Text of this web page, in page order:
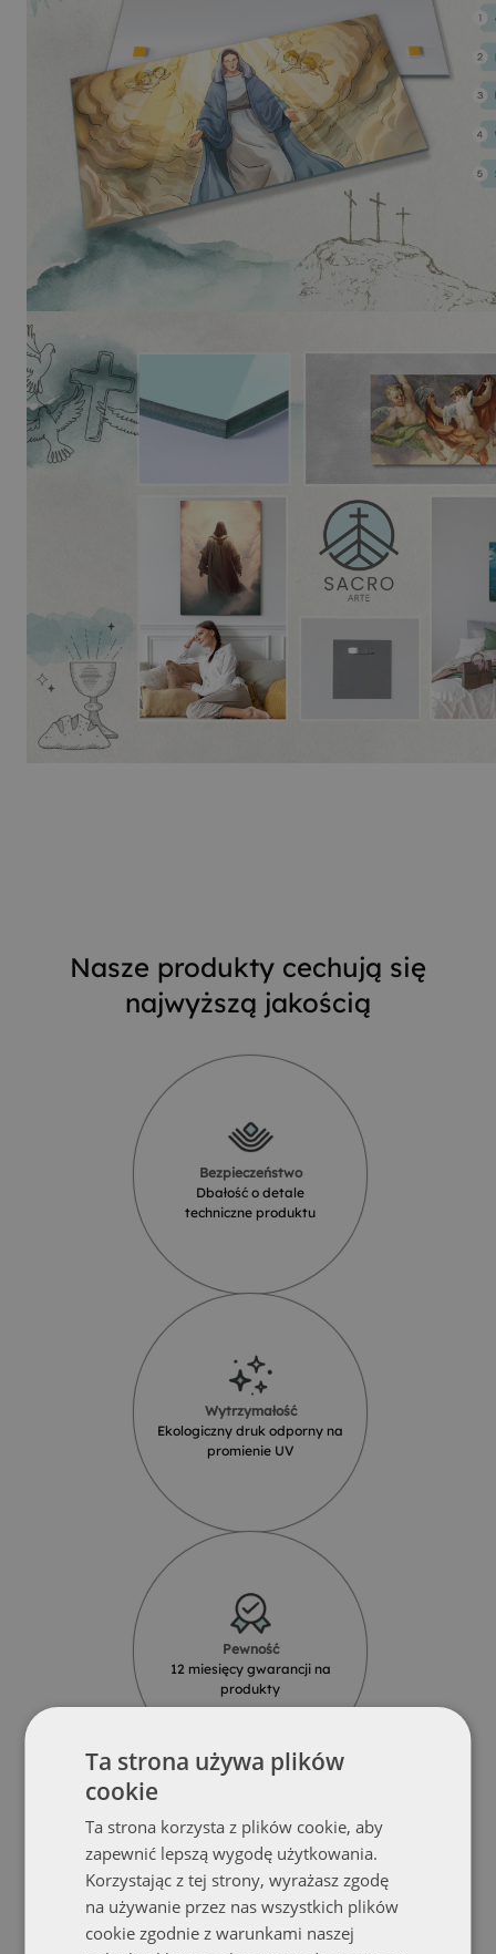
Nasze produkty cechują się
najwyższą jakością
Bezpieczeństwo
Dbałość o detale
techniczne produktu
Wytrzymałość
Ekologiczny druk odporny na
promienie UV
Pewność
12 miesięcy gwarancji na
produkty
Solidność
Produkty z najlepszych materiałów
od renomowanych dostawców
Ta strona używa plików
cookie
Ta strona korzysta z plików cookie, aby
zapewnić lepszą wygodę użytkowania.
Korzystając z tej strony, wyrażasz zgodę
na używanie przez nas wszystkich plików
cookie zgodnie z warunkami naszej